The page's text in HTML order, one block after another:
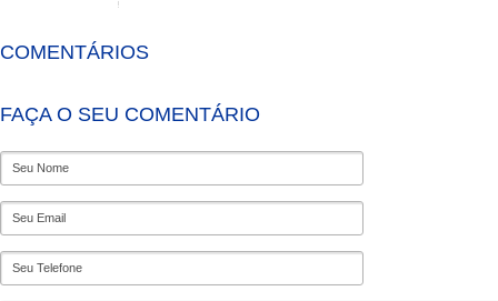
COMENTÁRIOS
FAÇA O SEU COMENTÁRIO